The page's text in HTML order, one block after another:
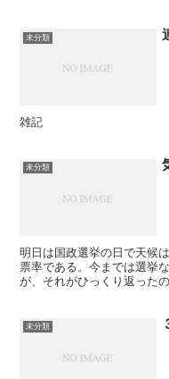
未分類
雑記
未分類
明日は国政選挙の日で天候
票率である。今までは選挙
が、それがひっくり返った
未分類